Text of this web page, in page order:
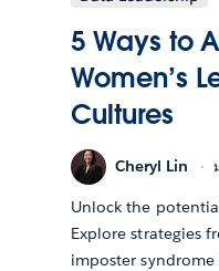
5 Ways to
Women’s
Cultures
Cheryl Lin
Unlock the
Explore strategies
imposter